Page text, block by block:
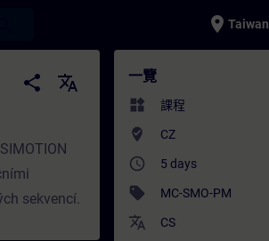
place Taiwan
- 專業發展 | SITRAIN
share
translate
sekvencí.
一覽
widgets 課程
where_to_vote CZ
access_time 5 days
sell MC-SMO-PM
translate CS